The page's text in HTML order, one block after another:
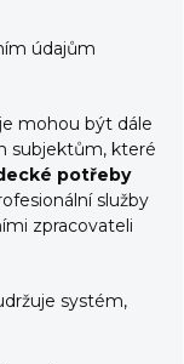
údajům
být dále
subjektům, které
potřeby
služby
zpracovateli
systém,